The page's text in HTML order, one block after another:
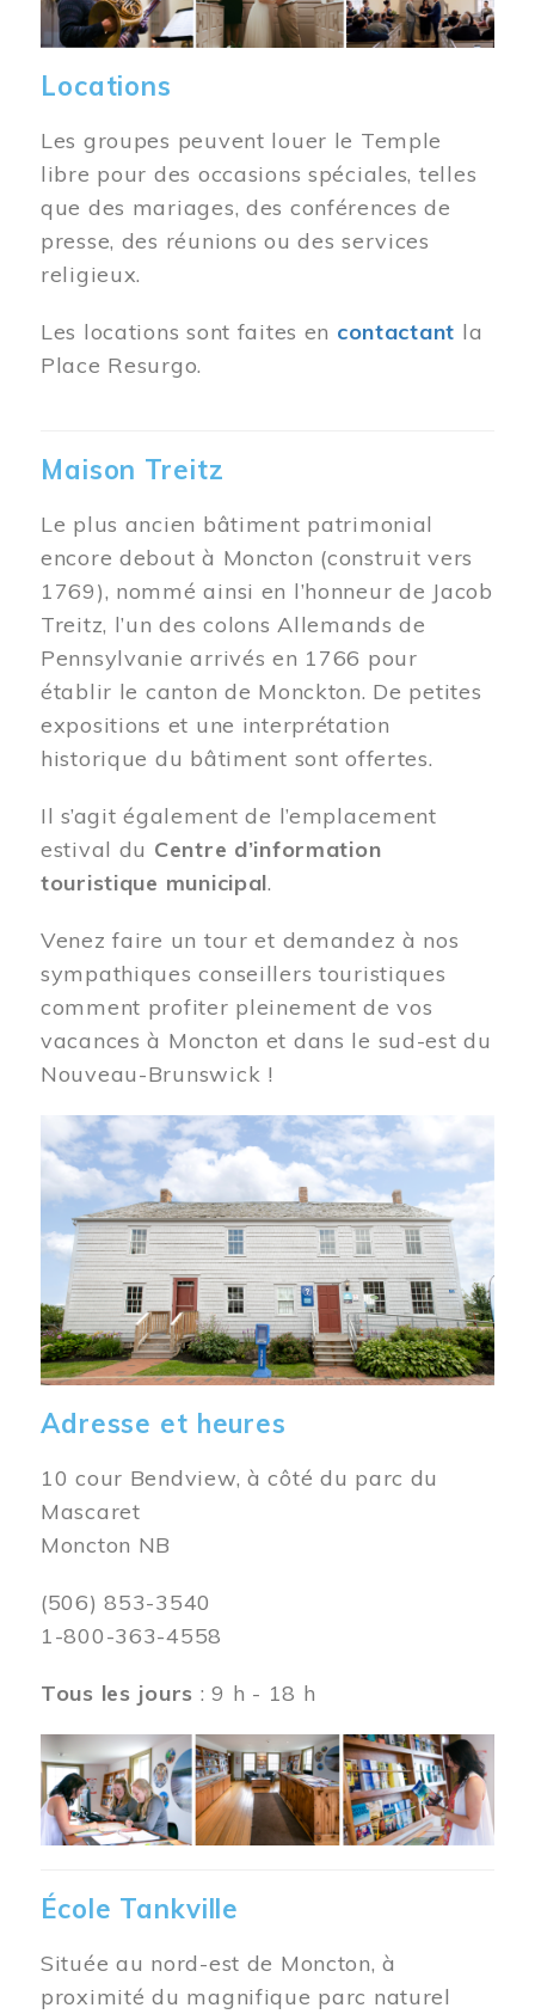
Locations
Les groupes peuvent louer le Temple
libre pour des occasions spéciales, telles
que des mariages, des conférences de
presse, des réunions ou des services
religieux.
Les locations sont faites en contactant la
Place Resurgo.
Maison Treitz
Le plus ancien bâtiment patrimonial
encore debout à Moncton (construit vers
1769), nommé ainsi en l’honneur de Jacob
Treitz, l’un des colons Allemands de
Pennsylvanie arrivés en 1766 pour
établir le canton de Monckton. De petites
expositions et une interprétation
historique du bâtiment sont offertes.
Il s’agit également de l’emplacement
estival du Centre d’information
touristique municipal.
Venez faire un tour et demandez à nos
sympathiques conseillers touristiques
comment profiter pleinement de vos
vacances à Moncton et dans le sud-est du
Nouveau-Brunswick !
Image
Adresse et heures
10 cour Bendview, à côté du parc du
Mascaret
Moncton NB
(506) 853-3540
1-800-363-4558
Tous les jours : 9 h - 18 h
Image
École Tankville
Située au nord-est de Moncton, à
proximité du magnifique parc naturel